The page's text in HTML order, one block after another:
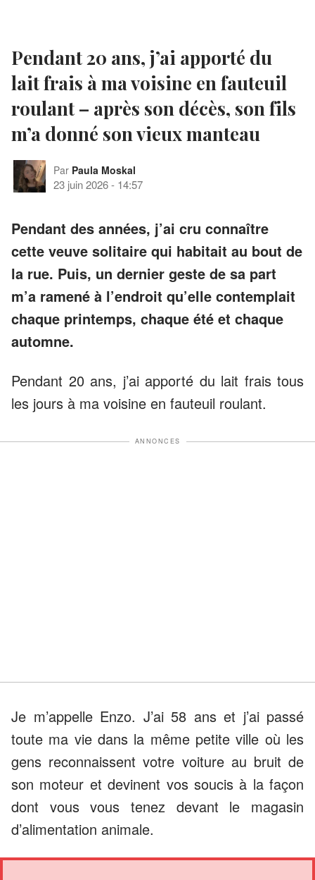
Pendant 20 ans, j’ai apporté du
lait frais à ma voisine en fauteuil
roulant – après son décès, son fils
m’a donné son vieux manteau
Par Paula Moskal
23 juin 2026- 14:57
Pendant des années, j’ai cru connaître
cette veuve solitaire qui habitait au bout de
la rue. Puis, un dernier geste de sa part
m’a ramené à l’endroit qu’elle contemplait
chaque printemps, chaque été et chaque
automne.
Pendant 20 ans, j’ai apporté du lait frais tous
les jours à ma voisine en fauteuil roulant.
ANNONCES
Je m’appelle Enzo. J’ai 58 ans et j’ai passé
toute ma vie dans la même petite ville où les
gens reconnaissent votre voiture au bruit de
son moteur et devinent vos soucis à la façon
dont vous vous tenez devant le magasin
d’alimentation animale.